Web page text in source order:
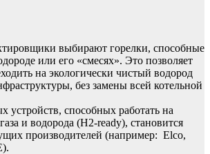
выбирают горелки, способные
или его «смесях». Это позволяет
на экологически чистый водород
без замены всей котельной
устройств, способных работать на
и водорода (H2-ready), становится
производителей (например: Elco,